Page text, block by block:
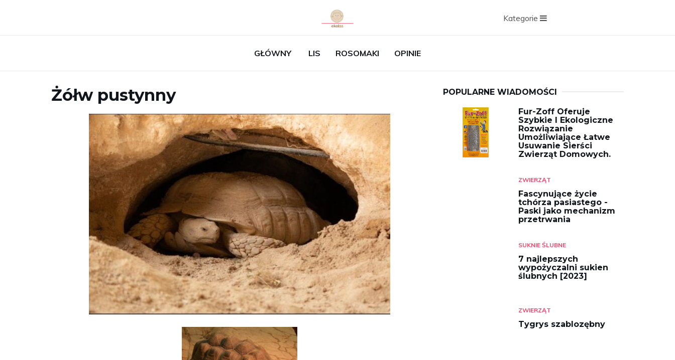
Kategorie
GŁÓWNY LIS ROSOMAKI OPINIE
Żółw pustynny POPULARNE WIADOMOŚCI
Fur-Zoff Oferuje
Szybkie I Ekologiczne
Rozwiązanie
Umożliwiające Łatwe
Usuwanie Sierści
Zwierząt Domowych.
ZWIERZĄT
Fascynujące życie
tchórza pasiastego -
Paski jako mechanizm
przetrwania
SUKNIE ŚLUBNE
7 najlepszych
wypożyczalni sukien
ślubnych [2023]
ZWIERZĄT
Tygrys szablozębny